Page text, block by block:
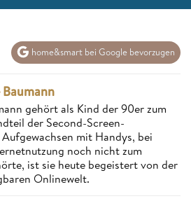
home&smart bei Google bevorzugen
gehört als Kind der 90er zum
der Second-Screen-
mit Handys, bei
noch nicht zum
ist sie heute begeistert von der
Onlinewelt.